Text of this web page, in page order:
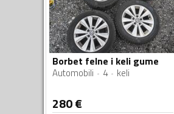
Borbet felne i keli gume
Automobili 4 keli
280€